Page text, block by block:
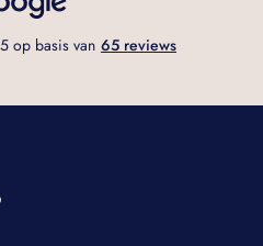
op basis van 65 reviews